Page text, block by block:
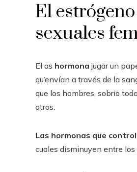
El
sexuales
El as hormona jugar un
qu’envían a través de la
que los hombres, sobrio
otros.
Las hormonas que
cuales disminuyen entre